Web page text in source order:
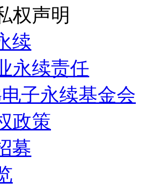
权声明
续
永续责任
子永续基金会
政策
募